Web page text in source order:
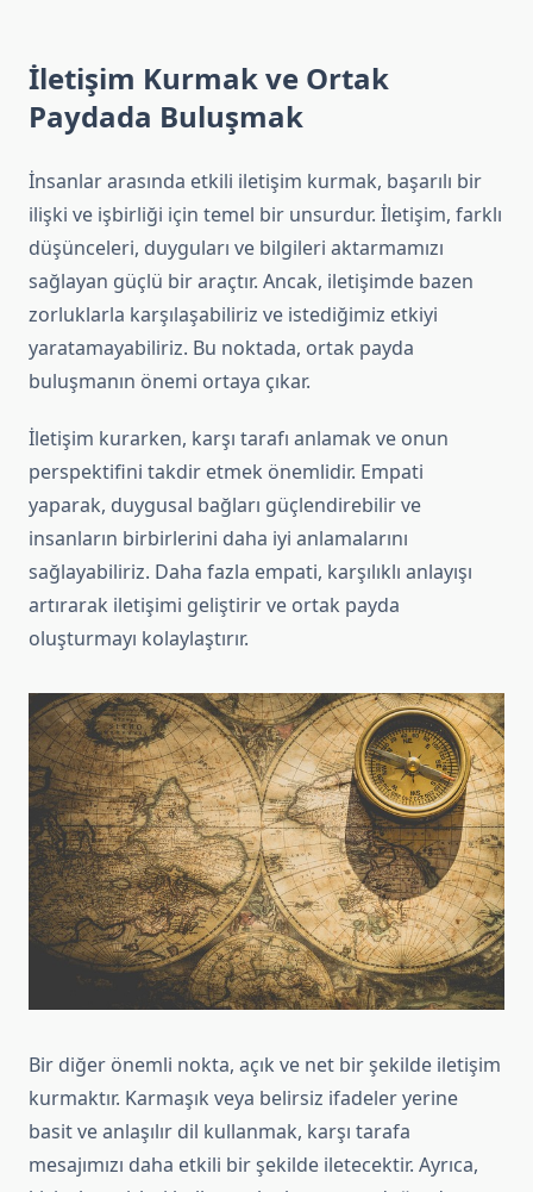
İletişim Kurmak ve Ortak
Paydada Buluşmak
İnsanlar arasında etkili iletişim kurmak, başarılı bir
ilişki ve işbirliği için temel bir unsurdur. İletişim, farklı
düşünceleri, duyguları ve bilgileri aktarmamızı
sağlayan güçlü bir araçtır. Ancak, iletişimde bazen
zorluklarla karşılaşabiliriz ve istediğimiz etkiyi
yaratamayabiliriz. Bu noktada, ortak payda
buluşmanın önemi ortaya çıkar.
İletişim kurarken, karşı tarafı anlamak ve onun
perspektifini takdir etmek önemlidir. Empati
yaparak, duygusal bağları güçlendirebilir ve
insanların birbirlerini daha iyi anlamalarını
sağlayabiliriz. Daha fazla empati, karşılıklı anlayışı
artırarak iletişimi geliştirir ve ortak payda
oluşturmayı kolaylaştırır.
Bir diğer önemli nokta, açık ve net bir şekilde iletişim
kurmaktır. Karmaşık veya belirsiz ifadeler yerine
basit ve anlaşılır dil kullanmak, karşı tarafa
mesajımızı daha etkili bir şekilde iletecektir. Ayrıca,